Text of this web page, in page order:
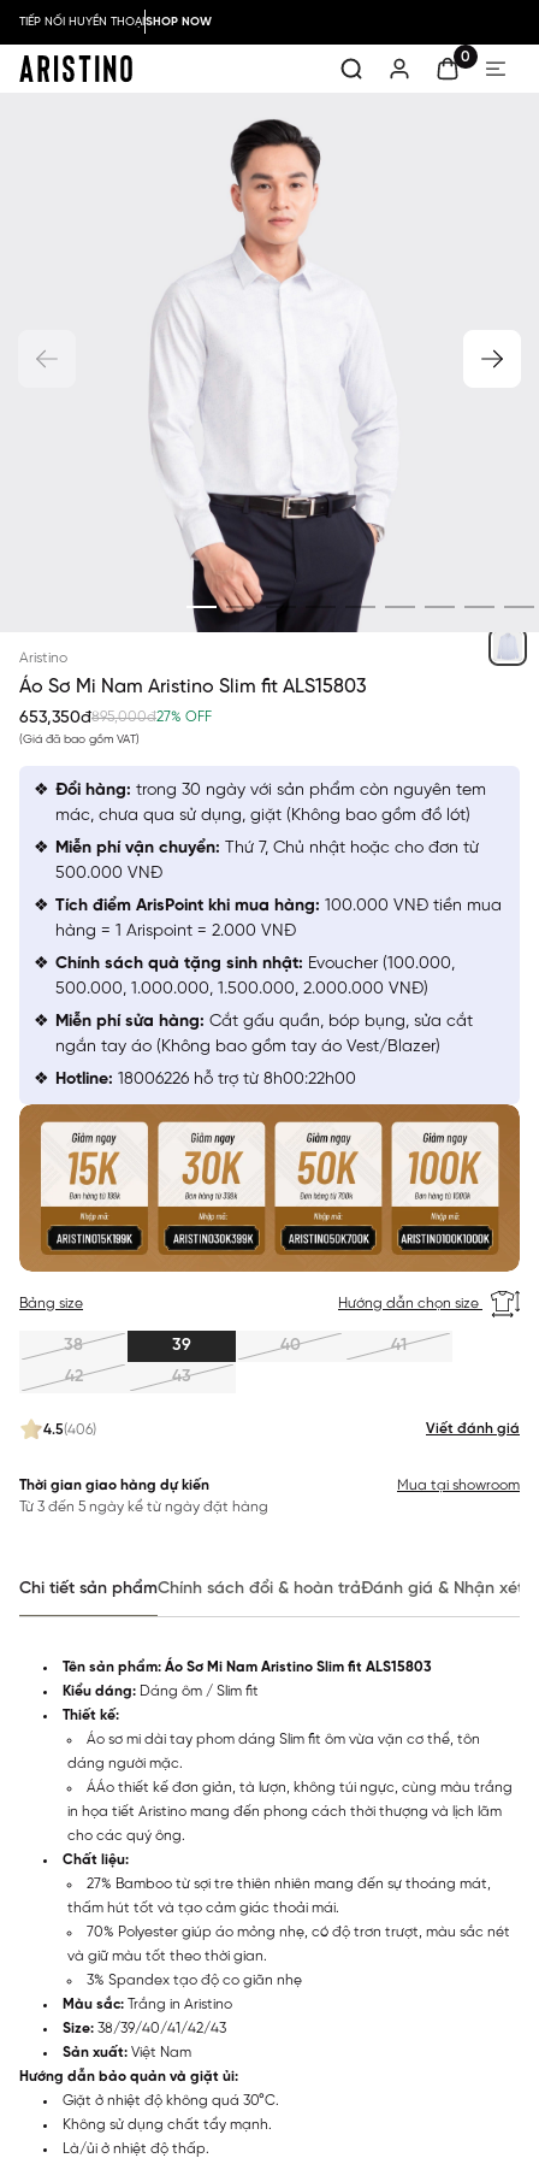
TIẾP NỐI HUYỀN THOẠISHOP NOW
0
Aristino
Áo Sơ Mi Nam Aristino Slim fit ALS15803
653,350đ895,000đ27% OFF
(Giá đã bao gồm VAT)
4.5(406) Viết đánh giá
Bảng size Hướng dẫn chọn size
38 39 40
41
42
43
Thời gian giao hàng dự kiến
Từ 3 đến 5 ngày kể từ ngày đặt hàng
Mua tại showroom
Đổi hàng: trong 30 ngày với sản phẩm còn nguyên tem
mác, chưa qua sử dụng, giặt (Không bao gồm đồ lót)
Miễn phí vận chuyển: Thứ 7, Chủ nhật hoặc cho đơn từ
500.000 VNĐ
Tích điểm ArisPoint khi mua hàng: 100.000 VNĐ tiền mua
hàng = 1 Arispoint = 2.000 VNĐ
Chính sách quà tặng sinh nhật: Evoucher (100.000,
500.000, 1.000.000, 1.500.000, 2.000.000 VNĐ)
Miễn phí sửa hàng: Cắt gấu quần, bóp bụng, sửa cắt
ngắn tay áo (Không bao gồm tay áo Vest/Blazer)
Hotline: 18006226 hỗ trợ từ 8h00:22h00
Chi tiết sản phẩmChính sách đổi & hoàn trảĐánh giá & Nhận xét
Tên sản phẩm: Áo Sơ Mi Nam Aristino Slim fit ALS15803
Kiểu dáng: Dáng ôm / Slim fit
Thiết kế:
Áo sơ mi dài tay phom dáng Slim fit ôm vừa vặn cơ thể, tôn
dáng người mặc.
ÁÁo thiết kế đơn giản, tà lượn, không túi ngực, cùng màu trắng
in họa tiết Aristino mang đến phong cách thời thượng và lịch lãm
cho các quý ông.
Chất liệu:
27% Bamboo từ sợi tre thiên nhiên mang đến sự thoáng mát,
thấm hút tốt và tạo cảm giác thoải mái.
70% Polyester giúp áo mỏng nhẹ, có độ trơn trượt, màu sắc nét
và giữ màu tốt theo thời gian.
3% Spandex tạo độ co giãn nhẹ
Màu sắc: Trắng in Aristino
Size: 38/39/40/41/42/43
Sản xuất: Việt Nam
Hướng dẫn bảo quản và giặt ủi:
Giặt ở nhiệt độ không quá 30°C.
Không sử dụng chất tẩy mạnh.
Là/ủi ở nhiệt độ thấp.